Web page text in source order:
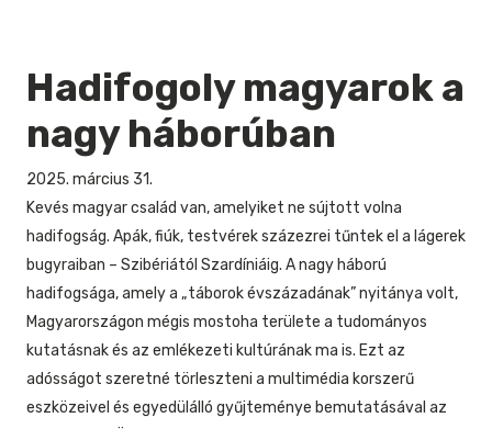
Hadifogoly magyarok a
nagy háborúban
2025. március 31.
Kevés magyar család van, amelyiket ne sújtott volna
hadifogság. Apák, fiúk, testvérek százezrei tűntek el a lágerek
bugyraiban – Szibériától Szardíniáig. A nagy háború
hadifogsága, amely a „táborok évszázadának” nyitánya volt,
Magyarországon mégis mostoha területe a tudományos
kutatásnak és az emlékezeti kultúrának ma is. Ezt az
adósságot szeretné törleszteni a multimédia korszerű
eszközeivel és egyedülálló gyűjteménye bemutatásával az